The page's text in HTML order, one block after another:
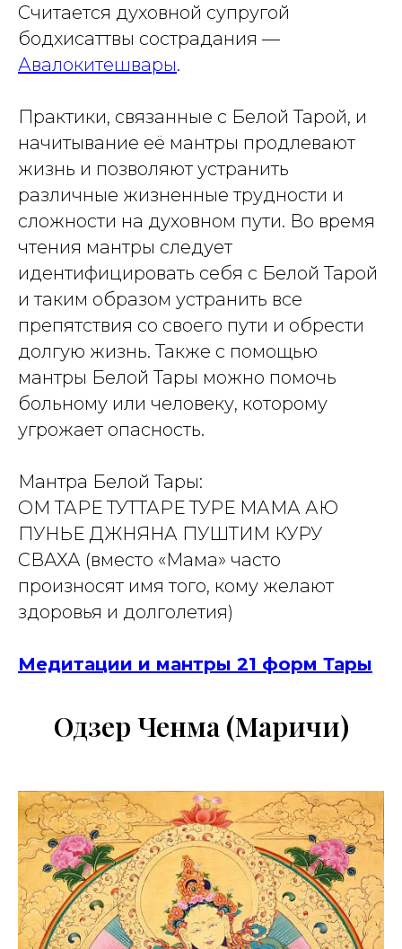
Считается духовной супругой
бодхисаттвы сострадания —
Авалокитешвары.
Практики, связанные с Белой Тарой, и
начитывание её мантры продлевают
жизнь и позволяют устранить
различные жизненные трудности и
сложности на духовном пути. Во время
чтения мантры следует
идентифицировать себя с Белой Тарой
и таким образом устранить все
препятствия со своего пути и обрести
долгую жизнь. Также с помощью
мантры Белой Тары можно помочь
больному или человеку, которому
угрожает опасность.
Мантра Белой Тары:
ОМ ТАРЕ ТУТТАРЕ ТУРЕ МАМА АЮ
ПУНЬЕ ДЖНЯНА ПУШТИМ КУРУ
СВАХА (вместо «Мама» часто
произносят имя того, кому желают
здоровья и долголетия)
Медитации и мантры 21 форм Тары
Одзер Ченма (Маричи)